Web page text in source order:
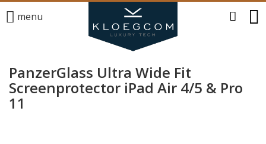
menu
PanzerGlass Ultra Wide Fit
Screenprotector iPad Air 4/5 & Pro
11